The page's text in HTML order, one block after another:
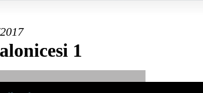
1